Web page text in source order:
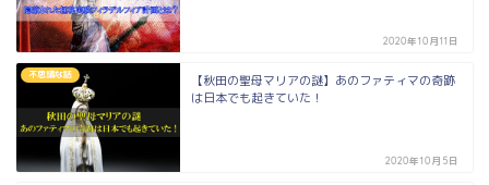
2020年10月11日
不思議な話
【秋田の聖母マリアの謎】あのファティマの奇跡
は日本でも起きていた！
2020年10月5日